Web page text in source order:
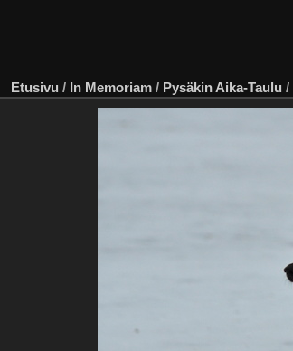
Etusivu / In Memoriam / Pysäkin Aika-Taulu /